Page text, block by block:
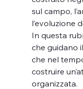
sul campo,
l’evoluzione
In questa
che guidano
che nel
costruire
organizzata.